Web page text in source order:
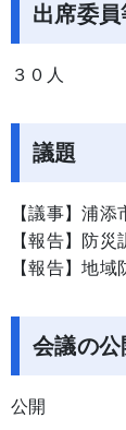
出席委
３０人
議題
【議事】浦
【報告】防
【報告】地
会議の
公開